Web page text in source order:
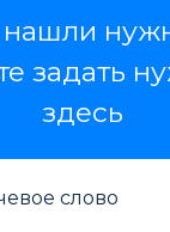
нашли
задать
здесь